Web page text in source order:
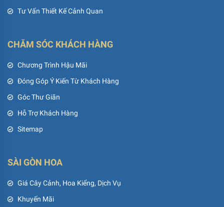
Tư Vấn Thiết Kế Cảnh Quan
CHĂM SÓC KHÁCH HÀNG
Chương Trình Hậu Mãi
Đóng Góp Ý Kiến Từ Khách Hàng
Góc Thư Giãn
Hỗ Trợ Khách Hàng
Sitemap
SÀI GÒN HOA
Giá Cây Cảnh, Hoa Kiểng, Dịch Vụ
Khuyến Mãi